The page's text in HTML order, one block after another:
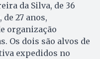
da Silva, de 36
de 27 anos,
organização
Os dois são alvos de
expedidos no